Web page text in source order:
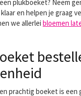
plukboeket? Neem
en helpen je graag
we allerlei bloemen
prachtig boeket is een